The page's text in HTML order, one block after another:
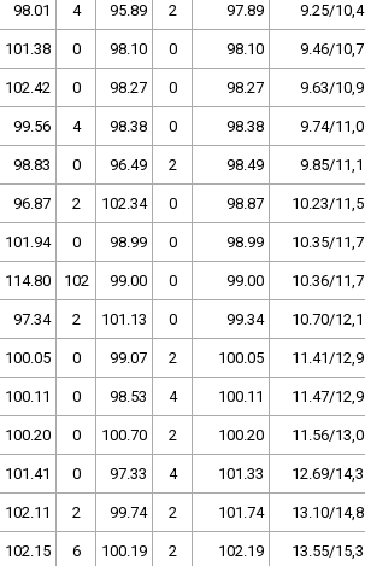
98.01 4 95.89 2 97.89 9.25/10,4
101.38 0 98.10 0 98.10 9.46/10,7
102.42 0 98.27 0 98.27 9.63/10,9
99.56 4 98.38 0 98.38 9.74/11,0
98.83 0 96.49 2 98.49 9.85/11,1
96.87 2 102.34 0 98.87 10.23/11,5
101.94 0 98.99 0 98.99 10.35/11,7
114.80 102 99.00 0 99.00 10.36/11,7
97.34 2 101.13 0 99.34 10.70/12,1
100.05 0 99.07 2 100.05 11.41/12,9
100.11 0 98.53 4 100.11 11.47/12,9
100.20 0 100.70 2 100.20 11.56/13,0
101.41 0 97.33 4 101.33 12.69/14,3
102.11 2 99.74 2 101.74 13.10/14,8
102.15 6 100.19 2 102.19 13.55/15,3